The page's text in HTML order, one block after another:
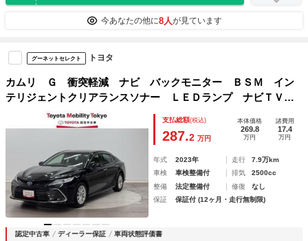
今あなたの他に8人が見ています
グーネットセレクト トヨタ
カムリ Ｇ 衝突軽減 ナビ バックモニター ＢＳＭ イン
テリジェントクリアランスソナー ＬＥＤランプ ナビＴＶ
パワーシート ドラレコ付き スマートキー パワーシート
エアバッグ ＥＴＣ車載器 オ－トエアコン
支払総額(税込)
287.2 万円
本体価格
269.8
万円
諸費用
17.4
万円
年式 2023年 走行
7.9万km
車検
車検整備付 排気
2500cc
整備
法定整備付 修復
なし
保証
保証付 (12ヶ月・走行無制限)
認定中古車 ディーラー保証 車両状態評価書